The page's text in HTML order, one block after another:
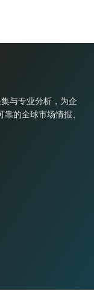
与专业分析，为企
的全球市场情报、